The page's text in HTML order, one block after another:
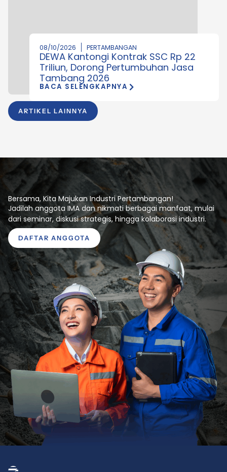
ARTIKEL LAINNYA
08/10/2026 PERTAMBANGAN
DEWA Kantongi Kontrak SSC Rp 22
Triliun, Dorong Pertumbuhan Jasa
Tambang 2026
BACA SELENGKAPNYA
Bersama, Kita Majukan Industri Pertambangan!
Jadilah anggota IMA dan nikmati berbagai manfaat, mulai
dari seminar, diskusi strategis, hingga kolaborasi industri.
DAFTAR ANGGOTA